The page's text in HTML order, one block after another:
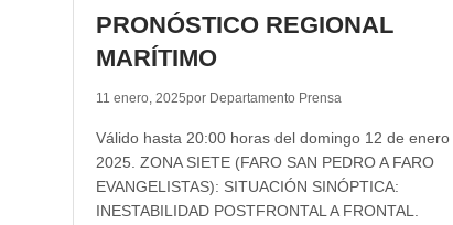
PRONÓSTICO REGIONAL
MARÍTIMO
11 enero, 2025por Departamento Prensa
Válido hasta 20:00 horas del domingo 12 de enero
2025. ZONA SIETE (FARO SAN PEDRO A FARO
EVANGELISTAS): SITUACIÓN SINÓPTICA:
INESTABILIDAD POSTFRONTAL A FRONTAL.